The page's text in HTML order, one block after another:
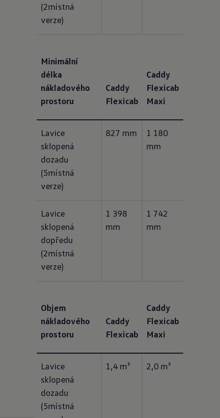
(2místná
verze)
Minimální
délka
nákladového
prostoru
Caddy
Flexicab
Caddy
Flexicab
Maxi
Lavice
sklopená
dozadu
(5místná
verze)
827 mm
1 180
mm
Lavice
sklopená
dopředu
(2místná
verze)
1 398
mm
1 742
mm
Objem
nákladového
prostoru
Caddy
Flexicab
Caddy
Flexicab
Maxi
Lavice
sklopená
dozadu
(5místná
1,4 m³ 2,0 m³